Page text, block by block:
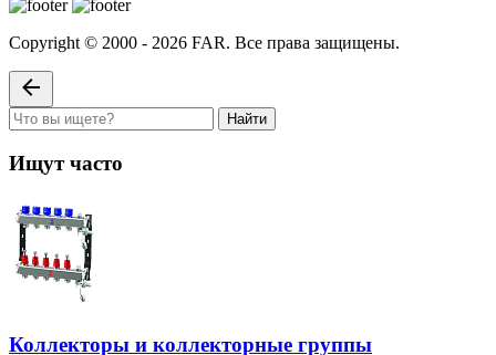
Copyright © 2000 - 2026 FAR. Все права защищены.
Найти
Ищут часто
Коллекторы и коллекторные группы